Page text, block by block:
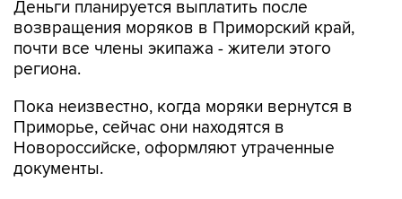
почти все члены экипажа - жители этого
региона.
Пока неизвестно, когда моряки вернутся в
Новороссийске, оформляют утраченные
документы.
Как сообщалось, теплоход "Янина",